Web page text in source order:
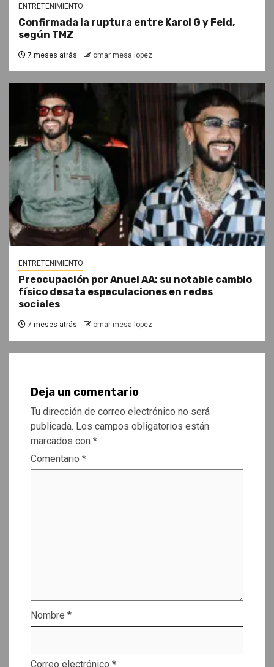
ENTRETENIMIENTO
Confirmada la ruptura entre Karol G y Feid,
según TMZ
7 meses atrás omar mesa lopez
ENTRETENIMIENTO
Preocupación por Anuel AA: su notable cambio
físico desata especulaciones en redes
sociales
7 meses atrás omar mesa lopez
Deja un comentario
Tu dirección de correo electrónico no será
publicada. Los campos obligatorios están
marcados con *
Comentario *
Nombre *
Correo electrónico *